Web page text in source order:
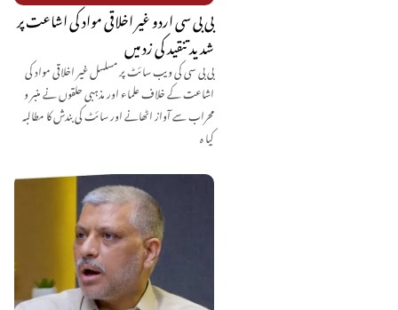
بی بی سی اردو غیر اخلاقی مواد کی اشاعت پر
شدید تنقید کی زد میں
بی بی سی کی ویب سائٹ پر مسلسل غیر اخلاقی مواد کی
اشاعت کے خلاف علماء اور مذہبی حلقوں نے منبر و
محراب سے آواز اٹھانے اور سائٹ کی بندش کا مطالبہ
کیا ہ